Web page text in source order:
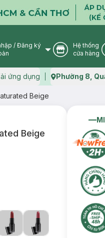
User Icon
/ Đăng ký
Store
Hệ thống
cửa hàng
ứng dụng Phường 8,
Beige
Beige